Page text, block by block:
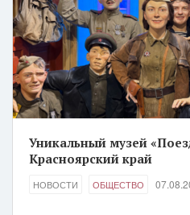
Уникальный музей
Красноярский край
НОВОСТИ ОБЩЕСТВО